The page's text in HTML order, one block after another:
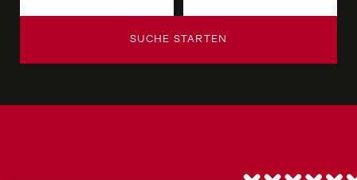
SUCHE STARTEN